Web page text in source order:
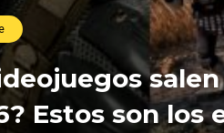
Estos son los